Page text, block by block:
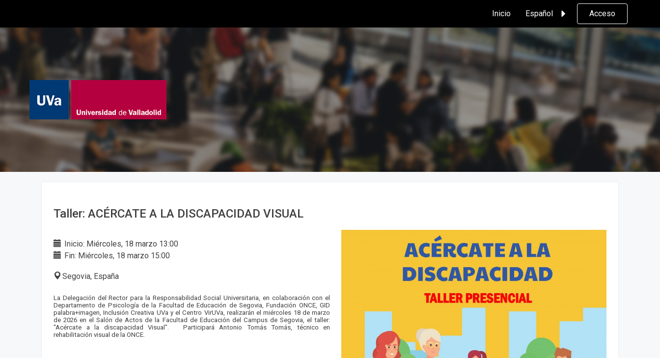
Inicio Español Acceso
Taller: ACÉRCATE A LA DISCAPACIDAD VISUAL
Inicio: Miércoles, 18 marzo 13:00
Fin: Miércoles, 18 marzo 15:00
Segovia, España
La Delegación del Rector para la Responsabilidad Social Universitaria, en colaboración con el
Departamento de Psicología de la Facultad de Educación de Segovia, Fundación ONCE, GID
palabra+imagen, Inclusión Creativa UVa y el Centro VirUVa, realizarán el miércoles 18 de marzo
de 2026 en el Salón de Actos de la Facultad de Educación del Campus de Segovia, el taller:
"Acércate a la discapacidad Visual". Participará Antonio Tomás Tomás, técnico en
rehabilitación visual de la ONCE.